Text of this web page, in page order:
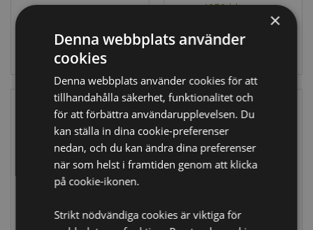
LOGGA IN
1676 i lager
LOGGA IN
Eden Blommigt
×
Denna webbplats använder
cookies
Denna webbplats använder cookies för att
tillhandahålla säkerhet, funktionalitet och
för att förbättra användarupplevelsen. Du
kan ställa in dina cookie-preferenser
nedan, och du kan ändra dina preferenser
när som helst i framtiden genom att klicka
på cookie-ikonen.
Strikt nödvändiga cookies är viktiga för